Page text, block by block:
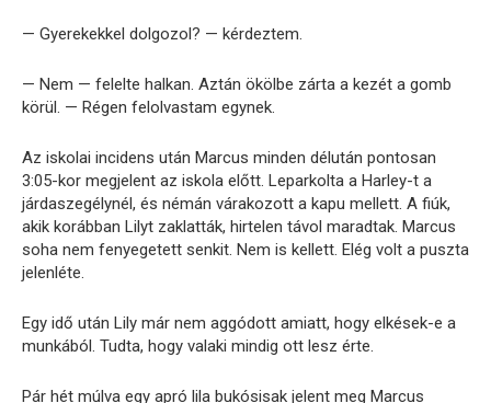
— Gyerekekkel dolgozol? — kérdeztem.
— Nem — felelte halkan. Aztán ökölbe zárta a kezét a gomb
körül. — Régen felolvastam egynek.
Az iskolai incidens után Marcus minden délután pontosan
3:05-kor megjelent az iskola előtt. Leparkolta a Harley-t a
járdaszegélynél, és némán várakozott a kapu mellett. A fiúk,
akik korábban Lilyt zaklatták, hirtelen távol maradtak. Marcus
soha nem fenyegetett senkit. Nem is kellett. Elég volt a puszta
jelenléte.
Egy idő után Lily már nem aggódott amiatt, hogy elkések-e a
munkából. Tudta, hogy valaki mindig ott lesz érte.
Pár hét múlva egy apró lila bukósisak jelent meg Marcus